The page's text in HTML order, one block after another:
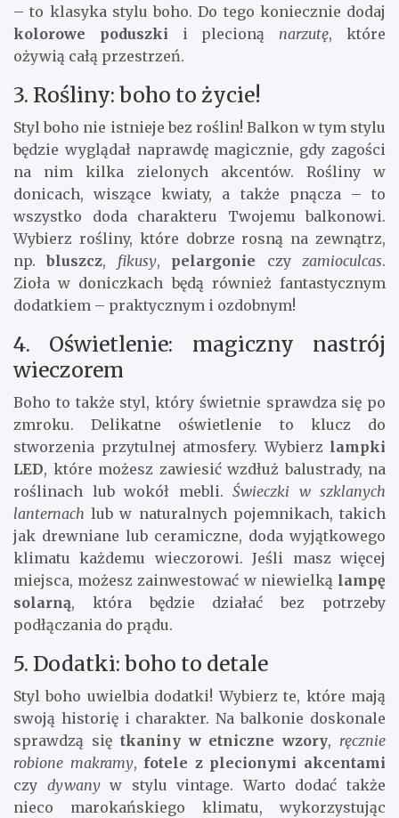
– to klasyka stylu boho. Do tego koniecznie dodaj
kolorowe poduszki i plecioną narzutę, które
ożywią całą przestrzeń.
3. Rośliny: boho to życie!
Styl boho nie istnieje bez roślin! Balkon w tym stylu
będzie wyglądał naprawdę magicznie, gdy zagości
na nim kilka zielonych akcentów. Rośliny w
donicach, wiszące kwiaty, a także pnącza – to
wszystko doda charakteru Twojemu balkonowi.
Wybierz rośliny, które dobrze rosną na zewnątrz,
np.bluszcz, fikusy, pelargonie czyzamioculcas.
Zioła w doniczkach będą również fantastycznym
dodatkiem – praktycznym i ozdobnym!
4. Oświetlenie: magiczny nastrój
wieczorem
Boho to także styl, który świetnie sprawdza się po
zmroku. Delikatne oświetlenie to klucz do
stworzenia przytulnej atmosfery. Wybierz lampki
LED, które możesz zawiesić wzdłuż balustrady, na
roślinach lub wokół mebli. Świeczki w szklanych
lanternach lub w naturalnych pojemnikach, takich
jak drewniane lub ceramiczne, doda wyjątkowego
klimatu każdemu wieczorowi. Jeśli masz więcej
miejsca, możesz zainwestować w niewielką lampę
solarną, która będzie działać bez potrzeby
podłączania do prądu.
5. Dodatki: boho to detale
Styl boho uwielbia dodatki! Wybierz te, które mają
swoją historię i charakter. Na balkonie doskonale
sprawdzą się tkaniny w etniczne wzory, ręcznie
robione makramy, fotele z plecionymi akcentami
czy dywanyw stylu vintage. Warto dodać także
nieco marokańskiego klimatu, wykorzystując